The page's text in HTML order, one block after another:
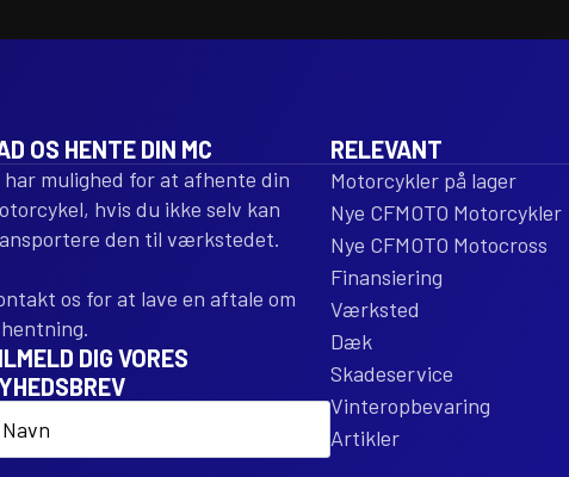
OS HENTE DIN MC
har mulighed for at afhente din
hvis du ikke selv kan
den til værkstedet.
os for at lave en aftale om
DIG VORES
RELEVANT
Motorcykler på lager
Nye CFMOTO Motorcykler
Nye CFMOTO Motocross
Finansiering
Værksted
Dæk
Skadeservice
Vinteropbevaring
Artikler